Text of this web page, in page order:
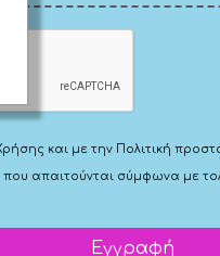
και με την Πολιτική
που απαιτούνται σύμφωνα με το
Εγγραφή